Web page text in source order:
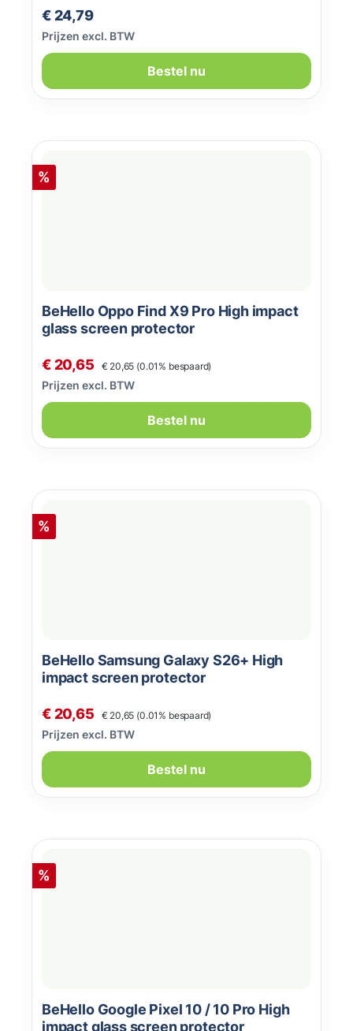
Normale prijs:
€ 24,79
Prijzen excl. BTW
Bestel nu
Korting
%
BeHello Oppo Find X9 Pro High impact
glass screen protector
Verkoopprijs:
€ 20,65 Normale prijs:
€ 20,65 (0.01% bespaard)
Prijzen excl. BTW
Bestel nu
Korting
%
BeHello Samsung Galaxy S26+ High
impact screen protector
Verkoopprijs:
€ 20,65 Normale prijs:
€ 20,65 (0.01% bespaard)
Prijzen excl. BTW
Bestel nu
Korting
%
BeHello Google Pixel 10 / 10 Pro High
impact glass screen protector